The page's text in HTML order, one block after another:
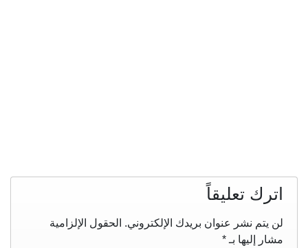
اترك تعليقاً
لن يتم نشر عنوان بريدك الإلكتروني. الحقول الإلزامية
مشار إليها بـ *